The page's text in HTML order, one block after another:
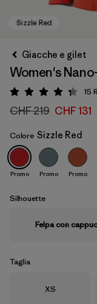
Sizzle Red
Giacche e gilet
Women's
15
CHF 219 CHF 131
Colore Sizzle Red
Promo Promo Promo
Silhouette
Felpa con
Taglia
Taglia
XS